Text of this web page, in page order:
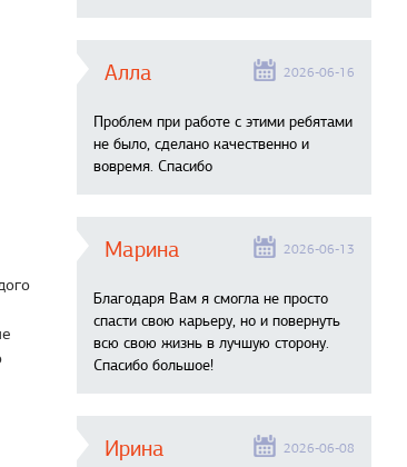
Алла 2026-06-16
Проблем при работе с этими ребятами
не было, сделано качественно и
вовремя. Спасибо
Марина 2026-06-13
Благодаря Вам я смогла не просто
спасти свою карьеру, но и повернуть
всю свою жизнь в лучшую сторону.
Спасибо большое!
Ирина 2026-06-08